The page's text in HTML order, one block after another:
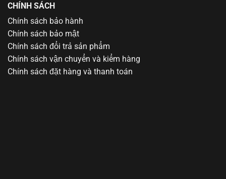
CHÍNH SÁCH
Chính sách bảo hành
Chính sách bảo mật
Chính sách đổi trả sản phẩm
Chính sách vận chuyển và kiểm hàng
Chính sách đặt hàng và thanh toán